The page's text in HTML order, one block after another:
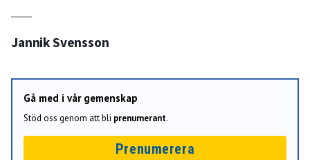
Jannik Svensson
Gå med i vår gemenskap
Stöd oss genom att bli prenumerant.
Prenumerera